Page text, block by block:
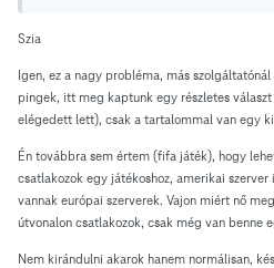
Szia
Igen, ez a nagy probléma, más
pingek, itt meg kaptunk egy részletes
elégedett lett), csak a tartalommal van egy
Én továbbra sem értem (fifa játék), hogy
csatlakozok egy játékoshoz, amerikai
vannak európai szerverek. Vajon miért nő
útvonalon csatlakozok, csak még van benne
Nem kirándulni akarok hanem normálisan,